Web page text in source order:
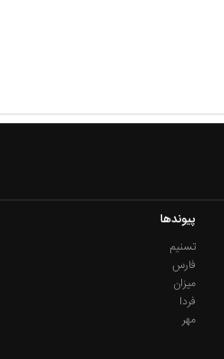
پیوندها
تسنیم
فارس
میزان
فردا
مهر